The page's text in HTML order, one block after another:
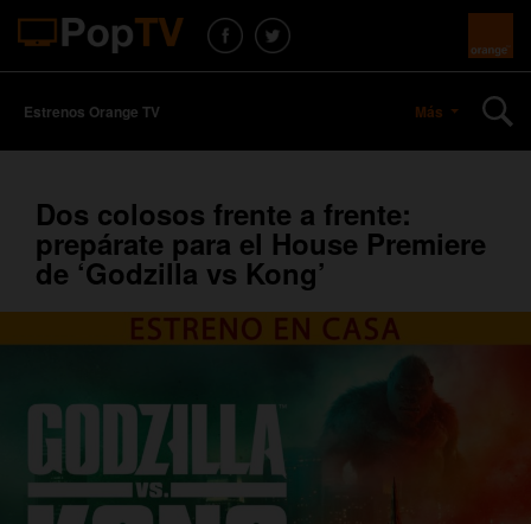
Estrenos Orange TV Más
Dos colosos frente a frente:
prepárate para el House Premiere
de ‘Godzilla vs Kong’